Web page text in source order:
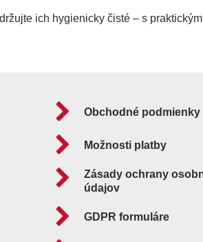
ich hygienicky čisté – s
Obchodné podmienky
Možnosti platby
Zásady ochrany
údajov
GDPR formuláre